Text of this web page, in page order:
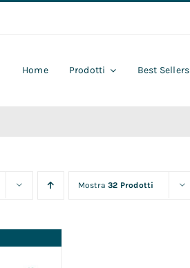
Home Prodotti Best Sellers
Mostra32 Prodotti